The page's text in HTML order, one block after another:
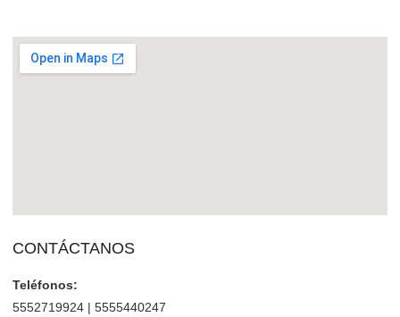
CONTÁCTANOS
Teléfonos:
5552719924 | 5555440247